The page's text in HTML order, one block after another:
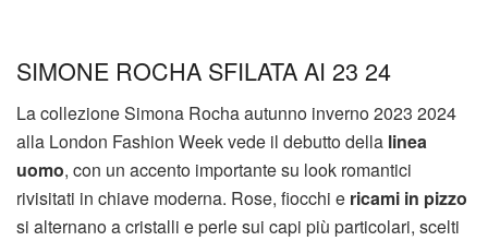
SIMONE ROCHA SFILATA AI 23 24
La collezione Simona Rocha autunno inverno 2023 2024
alla London Fashion Week vede il debutto della linea
uomo, con un accento importante su look romantici
rivisitati in chiave moderna. Rose, fiocchi e ricami in pizzo
si alternano a cristalli e perle sui capi più particolari, scelti